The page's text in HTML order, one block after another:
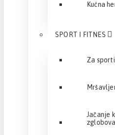
Kućna
SPORT I FITNES
Za
Jačanje
zglobova